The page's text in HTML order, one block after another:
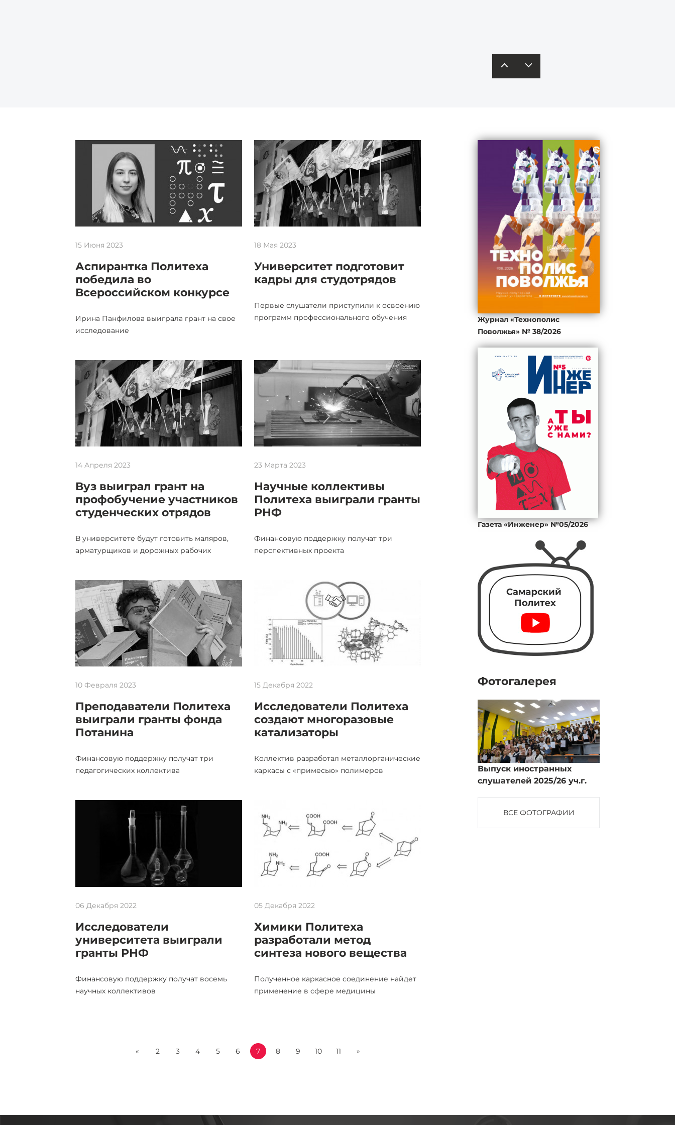
15 Июня 2023
Аспирантка Политеха
победила во
Всероссийском конкурсе
Ирина Панфилова выиграла грант на свое
исследование
18 Мая 2023
Университет подготовит
кадры для студотрядов
Первые слушатели приступили к освоению
программ профессионального обучения
14 Апреля 2023
Вуз выиграл грант на
профобучение участников
студенческих отрядов
В университете будут готовить маляров,
арматурщиков и дорожных рабочих
23 Марта 2023
Научные коллективы
Политеха выиграли гранты
РНФ
Финансовую поддержку получат три
перспективных проекта
10 Февраля 2023
Преподаватели Политеха
выиграли гранты фонда
Потанина
Финансовую поддержку получат три
педагогических коллектива
15 Декабря 2022
Исследователи Политеха
создают многоразовые
катализаторы
Коллектив разработал металлорганические
каркасы с «примесью» полимеров
06 Декабря 2022
Исследователи
университета выиграли
гранты РНФ
Финансовую поддержку получат восемь
научных коллективов
05 Декабря 2022
Химики Политеха
разработали метод
синтеза нового вещества
Полученное каркасное соединение найдет
применение в сфере медицины
« 2 3 4 5 6 7 8 9 10 11 »
Журнал «Технополис
Поволжья» № 38/2026
Газета «Инженер» №05/2026
Фотогалерея
Выпуск иностранных
слушателей 2025/26 уч.г.
ВСЕ ФОТОГРАФИИ